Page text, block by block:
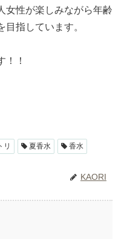
女性が楽しみながら年齢
指しています。
！！
リ 夏香水 香水
KAORI